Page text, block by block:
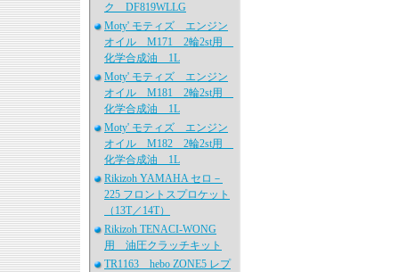
ク DF819WLLG
Moty' モティズ エンジン
オイル M171 2輪2st用
化学合成油 1L
Moty' モティズ エンジン
オイル M181 2輪2st用
化学合成油 1L
Moty' モティズ エンジン
オイル M182 2輪2st用
化学合成油 1L
Rikizoh YAMAHA セロ－
225 フロントスプロケット
（13T／14T）
Rikizoh TENACI-WONG
用 油圧クラッチキット
TR1163 hebo ZONE5 レプ